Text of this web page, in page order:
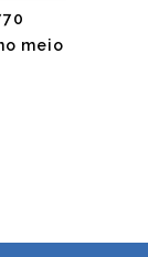
meio